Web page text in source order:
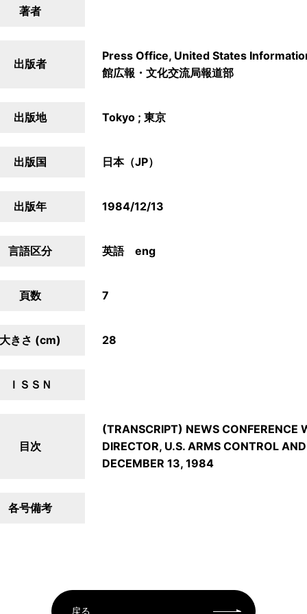
著者
出版者
Press Office, United States
館広報・文化交流局報道部
出版地 Tokyo ; 東京
出版国 日本（JP）
出版年 1984/12/13
言語区分 英語 eng
頁数 7
大きさ (cm) 28
ＩＳＳＮ
目次
(TRANSCRIPT) NEWS CONFERENCE
DIRECTOR, U.S. ARMS CONTROL
DECEMBER 13, 1984
各号備考
戻る